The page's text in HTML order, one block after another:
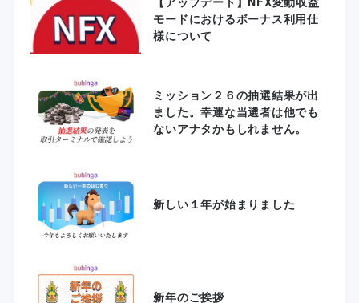
モードにおけるボーナス利用仕
様について
ミッション２６の抽選結果が出
ました。幸運な当選者は他でも
ないアナタかもしれません。
新しい１年が始まりました
新年のご挨拶